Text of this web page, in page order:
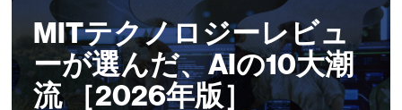
MITテクノロジーレビュ
ーが選んだ、AIの10大潮
流 ［2026年版］